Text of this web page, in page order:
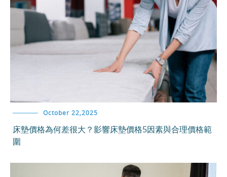
October 22,2025
床墊價格為何差很大？影響床墊價格5因素與合理價格範
圍